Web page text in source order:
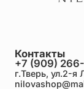
положении, но
Контакты
+7 (909)
г.Тверь, ул.2-я